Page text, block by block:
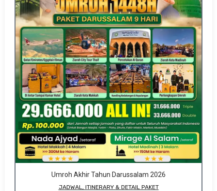
Umroh Akhir Tahun Darussalam 2026
JADWAL, ITINERARY & DETAIL PAKET